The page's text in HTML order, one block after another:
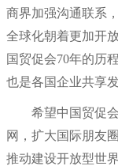
商界加强沟通联系
全球化朝着更加开
国贸促会70年的历
也是各国企业共享
希望中国贸促会
网，扩大国际朋友
推动建设开放型世